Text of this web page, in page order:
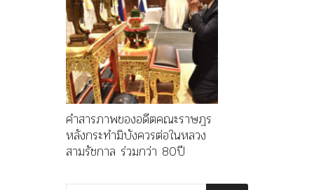
คำสารภาพของอดีตคณะราษฎร
หลังกระทำมิบังควรต่อในหลวง
สามรัชกาล ร่วมกว่า 80ปี